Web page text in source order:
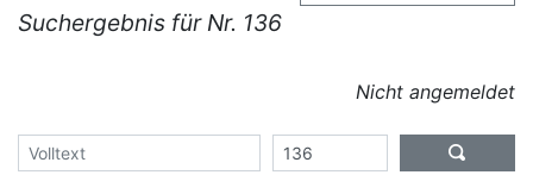
Suchergebnis für Nr. 136
Nicht angemeldet